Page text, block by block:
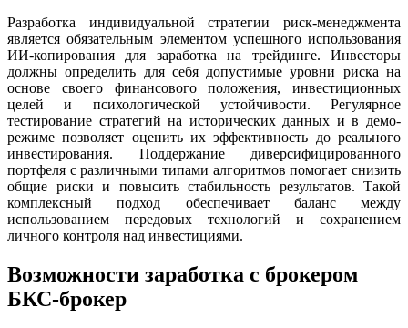
Разработка индивидуальной стратегии риск-менеджмента
является обязательным элементом успешного использования
ИИ-копирования для заработка на трейдинге. Инвесторы
должны определить для себя допустимые уровни риска на
основе своего финансового положения, инвестиционных
целей и психологической устойчивости. Регулярное
тестирование стратегий на исторических данных и в демо-
режиме позволяет оценить их эффективность до реального
инвестирования. Поддержание диверсифицированного
портфеля с различными типами алгоритмов помогает снизить
общие риски и повысить стабильность результатов. Такой
комплексный подход обеспечивает баланс между
использованием передовых технологий и сохранением
личного контроля над инвестициями.
Возможности заработка с брокером
БКС-брокер